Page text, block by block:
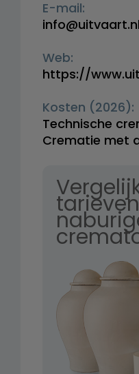
E-mail:
info@uitvaart.nl
Web:
https://
Kosten (2026):
Technische
Crematie met